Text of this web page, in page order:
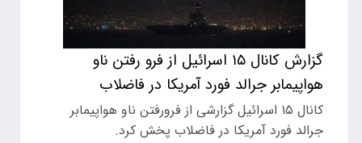
گزارش کانال ۱۵ اسرائیل از فرو رفتن ناو
هواپیمابر جرالد فورد آمریکا در فاضلاب
کانال ۱۵ اسرائیل گزارشی از فرورفتن ناو هواپیمابر
جرالد فورد آمریکا در فاضلاب پخش کرد.